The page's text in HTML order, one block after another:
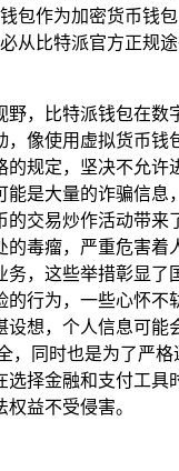
包作为加密货币钱
从比特派官方正规
，比特派钱包在
像使用虚拟货币
规定，坚决不允
是大量的诈骗信
交易炒作活动带
毒瘤，严重危害
，这些举措彰显
行为，一些心怀
想，个人信息可
同时也是为了严
择金融和支付工
益不受侵害。